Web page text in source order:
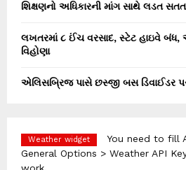
શિક્ષણનો અધિકારની માંગ સાથે લડત
લખતરમાં ૮ ઈંચ વરસાદ, સ્ટેટ હાઇવે બંધ,
વિહોણા
એલિસબ્રિજ પાસે છસ્જી બસ ડિવાઈડર
Weather widget
You need to fill
General Options > Weather API